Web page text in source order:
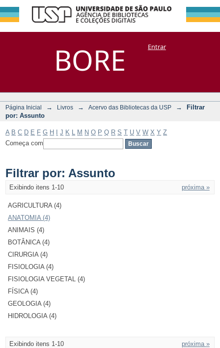
BORE
Filtrar por:
Assunto
DSpace/Manakin + CoriscoEntrar
Página Inicial → Livros → Acervo das Bibliotecas da USP →
Filtrar
por: Assunto
A B C D E F G H J K M N O P Q R S T U V W X Y Z
Começa com
Filtrar por: Assunto
Exibindo itens 1-10 próxima »
AGRICULTURA (4)
ANATOMIA (4)
ANIMAIS (4)
BOTÂNICA (4)
CIRURGIA (4)
FISIOLOGIA (4)
FISIOLOGIA VEGETAL (4)
FÍSICA (4)
GEOLOGIA (4)
HIDROLOGIA (4)
Exibindo itens 1-10 próxima »